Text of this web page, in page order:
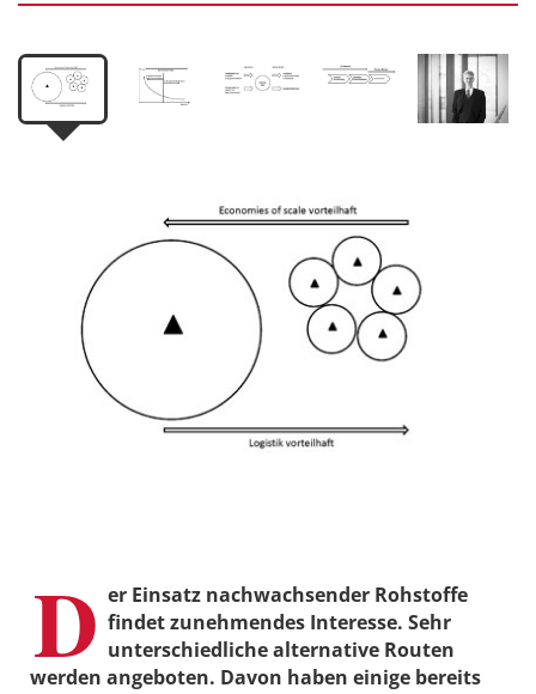
D er Einsatz nachwachsender Rohstoffe
findet zunehmendes Interesse. Sehr
unterschiedliche alternative Routen
werden angeboten. Davon haben einige bereits